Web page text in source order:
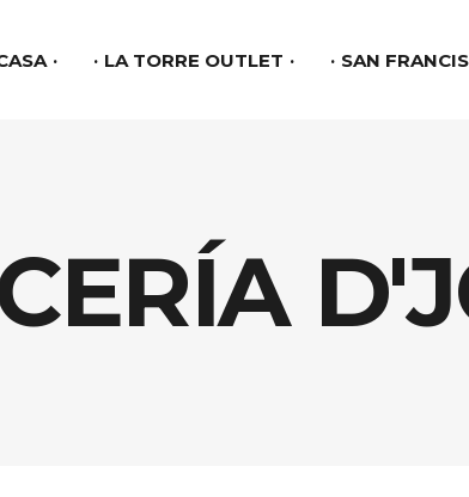
LA TORRE OUTLET SAN